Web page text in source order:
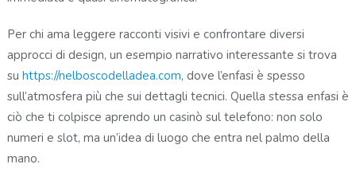
Per chi ama leggere racconti visivi e confrontare diversi
approcci di design, un esempio narrativo interessante si trova
su https://nelboscodelladea.com, dove l’enfasi è spesso
sull’atmosfera più che sui dettagli tecnici. Quella stessa enfasi è
ciò che ti colpisce aprendo un casinò sul telefono: non solo
numeri e slot, ma un’idea di luogo che entra nel palmo della
mano.